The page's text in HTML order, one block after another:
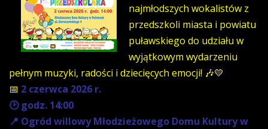
najmłodszych wokalistów z
przedszkoli miasta i powiatu
puławskiego do udziału w
wyjątkowym wydarzeniu
pełnym muzyki, radości i dziecięcych emocji! 🎶💛
📅 2 czerwca 2026 r.
🕑 godz. 14:00
📍 Ogród willowy Młodzieżowego Domu Kultury w